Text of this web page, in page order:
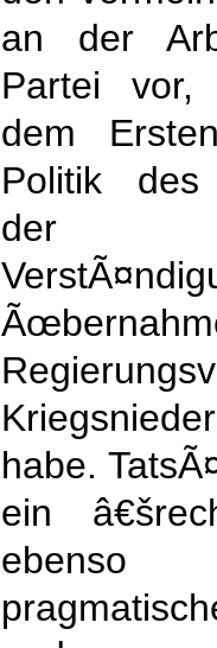
an der
Partei vor,
dem
Politik des
der
habe.
ein
ebenso